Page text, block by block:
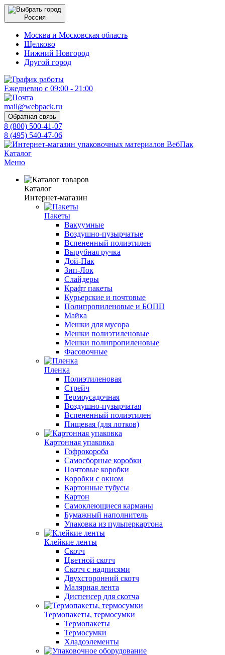
Россия
Москва и Московская область
Щелково
Нижний Новгород
Другой город
Ежедневно с 09:00 - 21:00
mail@webpack.ru
Обратная связь
8 (800) 500-41-07
8 (495) 540-47-06
Каталог
Меню
Каталог
Интернет-магазин
Пакеты
Вакуумные
Воздушно-пузырчатые
Вспененный полиэтилен
Вырубная ручка
Дой-Пак
Зип-Лок
Слайдеры
Крафт пакеты
Курьерские и почтовые
Полипропиленовые и БОПП
Майка
Мешки для мусора
Мешки полиэтиленовые
Мешки полипропиленовые
Фасовочные
Пленка
Полиэтиленовая
Стрейч
Термоусадочная
Воздушно-пузырчатая
Вспененный полиэтилен
Пищевая (для лотков)
Картонная упаковка
Гофрокороба
Самосборные коробки
Почтовые коробки
Коробки с окном
Картонные тубусы
Картон
Самоклеющиеся карманы
Бумажный наполнитель
Упаковка из пульперкартона
Клейкие ленты
Скотч
Цветной скотч
Скотч с надписями
Двухсторонний скотч
Малярная лента
Диспенсер для скотча
Термопакеты, термосумки
Термопакеты
Термосумки
Хладоэлементы